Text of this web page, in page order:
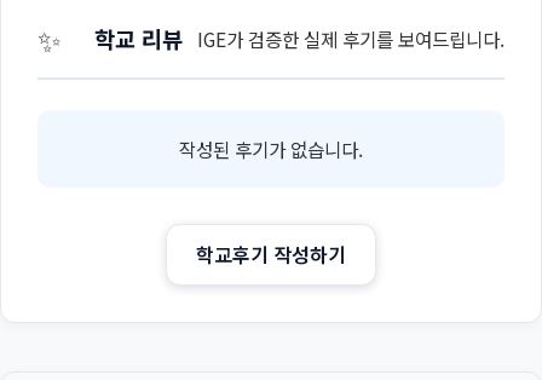
✨ 학교 리뷰 IGE가 검증한 실제 후기를 보여드립니다.
작성된 후기가 없습니다.
학교후기 작성하기